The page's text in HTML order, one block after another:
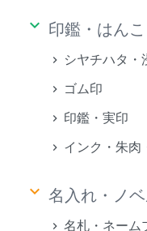
keyboard_arrow_down 印鑑・はん
シヤチハタ・
ゴム印
印鑑・実印
インク・朱肉
keyboard_arrow_down 名入れ・ノ
名札・ネーム